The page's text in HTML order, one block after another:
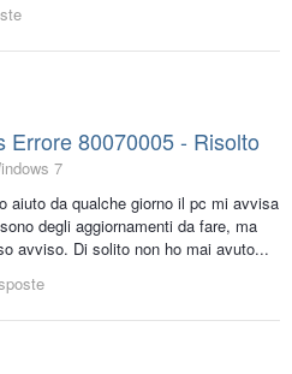
Errore 80070005 - Risolto
7
aiuto da qualche giorno il pc mi avvisa
degli aggiornamenti da fare, ma
avviso. Di solito non ho mai avuto...